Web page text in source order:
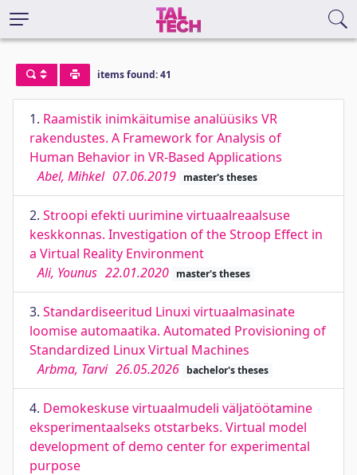
items found: 41
1. Raamistik inimkäitumise analüüsiks VR
rakendustes. A Framework for Analysis of
Human Behavior in VR-Based Applications
Abel, Mihkel 07.06.2019 master's theses
2. Stroopi efekti uurimine virtuaalreaalsuse
keskkonnas. Investigation of the Stroop Effect in
a Virtual Reality Environment
Ali, Younus 22.01.2020 master's theses
3. Standardiseeritud Linuxi virtuaalmasinate
loomise automaatika. Automated Provisioning of
Standardized Linux Virtual Machines
Arbma, Tarvi 26.05.2026 bachelor's theses
4. Demokeskuse virtuaalmudeli väljatöötamine
eksperimentaalseks otstarbeks. Virtual model
development of demo center for experimental
purpose